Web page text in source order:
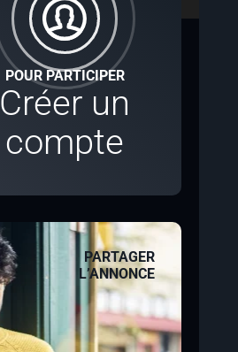
POUR PARTICIPER
Créer un
compte
PARTAGER
L’ANNONCE